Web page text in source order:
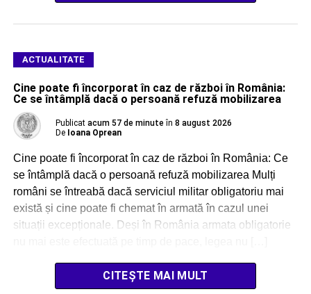
ACTUALITATE
Cine poate fi încorporat în caz de război în România:
Ce se întâmplă dacă o persoană refuză mobilizarea
Publicat acum 57 de minute în 8 august 2026
De Ioana Oprean
Cine poate fi încorporat în caz de război în România: Ce
se întâmplă dacă o persoană refuză mobilizarea Mulți
români se întreabă dacă serviciul militar obligatoriu mai
există și cine poate fi chemat în armată în cazul unei
situații excepționale. Deși în România armata obligatorie
CITEȘTE MAI MULT